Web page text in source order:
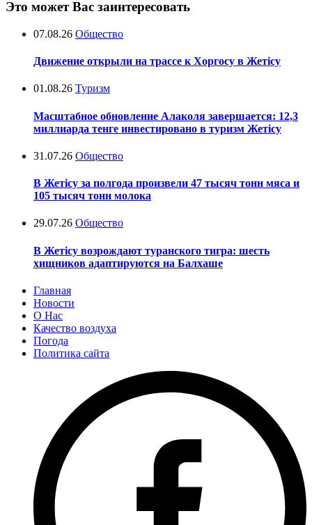
Это может Вас заинтересовать
07.08.26 Общество
Движение открыли на трассе к Хоргосу в Жетісу
01.08.26 Туризм
Масштабное обновление Алаколя завершается: 12,3
миллиарда тенге инвестировано в туризм Жетісу
31.07.26 Общество
В Жетісу за полгода произвели 47 тысяч тонн мяса и
105 тысяч тонн молока
29.07.26 Общество
В Жетісу возрождают туранского тигра: шесть
хищников адаптируются на Балхаше
Главная
Новости
О Нас
Качество воздуха
Погода
Политика сайта